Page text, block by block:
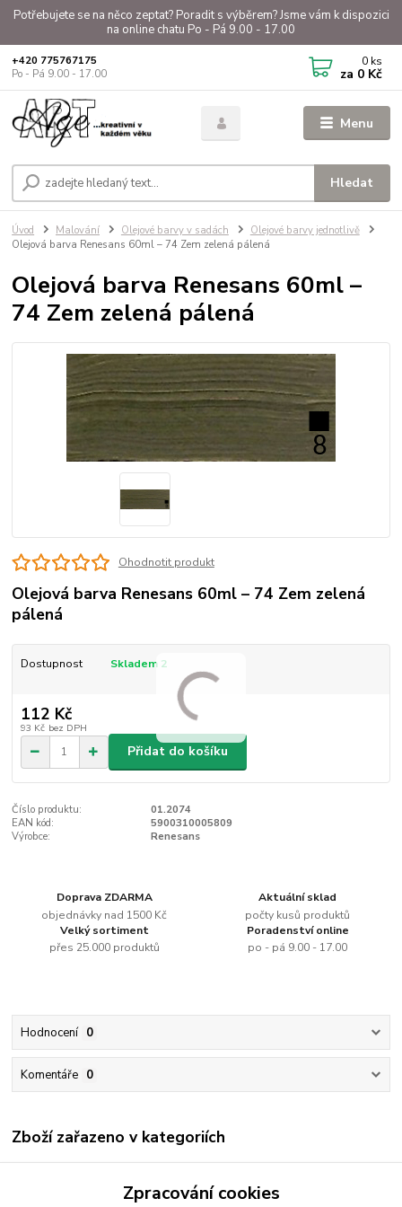
Potřebujete se na něco zeptat? Poradit s výběrem? Jsme vám k dispozici
na online chatu Po - Pá 9.00 - 17.00
Menu
Hledat
+420 775767175
Po - Pá 9.00 - 17.00
0 ks
za 0 Kč
Úvod Malování Olejové barvy v sadách
Olejové barvy jednotlivě
Olejová barva Renesans 60ml – 74 Zem zelená pálená
Olejová barva Renesans 60ml –
74 Zem zelená pálená
Ohodnotit produkt
Olejová barva Renesans 60ml – 74 Zem zelená
pálená
Dostupnost Skladem 2
112 Kč
93 Kč bez DPH
Přidat do košíku
Číslo produktu:
01.2074
EAN kód:
5900310005809
Výrobce:
Renesans
Doprava ZDARMA
objednávky nad 1500 Kč
Aktuální sklad
počty kusů produktů
Velký sortiment
přes 25.000 produktů
Poradenství online
po - pá 9.00 - 17.00
Hodnocení 0
Komentáře 0
Zboží zařazeno v kategoriích
Renesans
Olejové barvy jednotlivěZpracování cookies